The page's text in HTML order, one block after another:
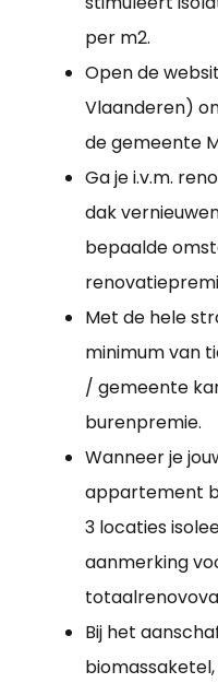
per m2.
Open de
Vlaanderen)
de gemeente
Ga je i.v.m.
dak
bepaalde
Met de hele
minimum van
/ gemeente
burenpremie.
Wanneer je
appartement
3 locaties
aanmerking
Bij het